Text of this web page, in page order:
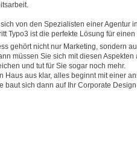
von den Spezialisten einer Agentur
Typo3 ist die perfekte Lösung für
gehört nicht nur Marketing, sondern
müssen Sie sich mit diesen
und tut für Sie sogar noch mehr.
Haus aus klar, alles beginnt mit einer
baut sich dann auf Ihr Corporate